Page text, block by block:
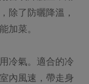
除了防曬降溫，
加菜。
冷氣。適合的冷
內風速，帶走身